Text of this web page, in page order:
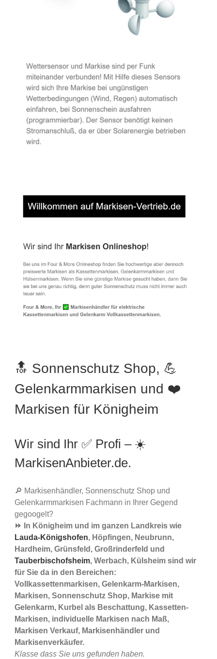
🔝 Sonnenschutz Shop, 💪
Gelenkarmmarkisen und ❤️
Markisen für Königheim
Wir sind Ihr ✅ Profi – ☀️
MarkisenAnbieter.de.
🔎 Markisenhändler, Sonnenschutz Shop und
Gelenkarmmarkisen Fachmann in Ihrer Gegend
gegoogelt?
⏩ In Königheim und im ganzen Landkreis wie
Lauda-Königshofen, Höpfingen, Neubrunn,
Hardheim, Grünsfeld, Großrinderfeld und
Tauberbischofsheim, Werbach, Külsheim sind wir
für Sie da in den Bereichen:
Vollkassettenmarkisen, Gelenkarm-Markisen,
Markisen, Sonnenschutz Shop, Markise mit
Gelenkarm, Kurbel als Beschattung, Kassetten-
Markisen, individuelle Markisen nach Maß,
Markisen Verkauf, Markisenhändler und
Markisenverkäufer.
Klasse dass Sie uns gefunden haben.